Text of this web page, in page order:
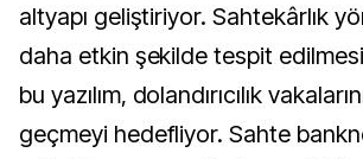
altyapı geliştiriyor. Sahtekârlık
daha etkin şekilde tespit
bu yazılım, dolandırıcılık
geçmeyi hedefliyor. Sahte